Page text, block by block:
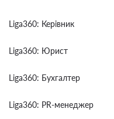
Liga360: Керівник
Liga360: Юрист
Liga360: Бухгалтер
Liga360: PR-менеджер